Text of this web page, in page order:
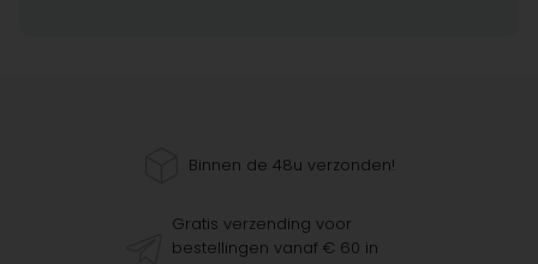
Binnen de 48u verzonden!
Gratis verzending voor
bestellingen vanaf € 60 in